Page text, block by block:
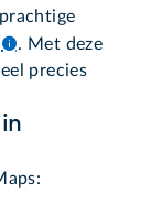
. Met deze
precies